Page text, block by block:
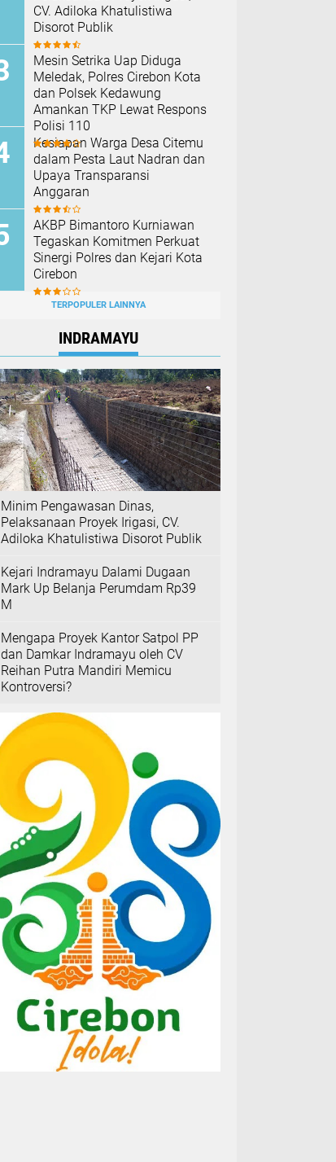
CV. Adiloka Khatulistiwa
Disorot Publik
Mesin Setrika Uap Diduga
Meledak, Polres Cirebon Kota
dan Polsek Kedawung
Amankan TKP Lewat Respons
Polisi 110
Kesiapan Warga Desa Citemu
dalam Pesta Laut Nadran dan
Upaya Transparansi
Anggaran
AKBP Bimantoro Kurniawan
Tegaskan Komitmen Perkuat
Sinergi Polres dan Kejari Kota
Cirebon
TERPOPULER LAINNYA
INDRAMAYU
Minim Pengawasan Dinas,
Pelaksanaan Proyek Irigasi, CV.
Adiloka Khatulistiwa Disorot Publik
Kejari Indramayu Dalami Dugaan
Mark Up Belanja Perumdam Rp39
M
Mengapa Proyek Kantor Satpol PP
dan Damkar Indramayu oleh CV
Reihan Putra Mandiri Memicu
Kontroversi?